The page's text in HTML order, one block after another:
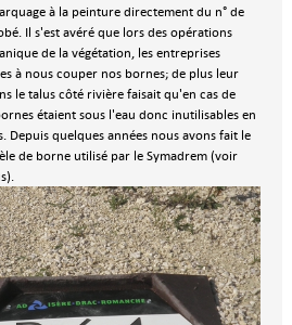
à la peinture directement du n° de
Il s'est avéré que lors des opérations
de la végétation, les entreprises
à nous couper nos bornes; de plus leur
le talus côté rivière faisait qu'en cas de
étaient sous l'eau donc inutilisables en
Depuis quelques années nous avons fait le
de borne utilisé par le Symadrem (voir